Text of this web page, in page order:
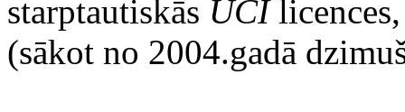
starptautiskās UCI
(sākot no 2004.gadā